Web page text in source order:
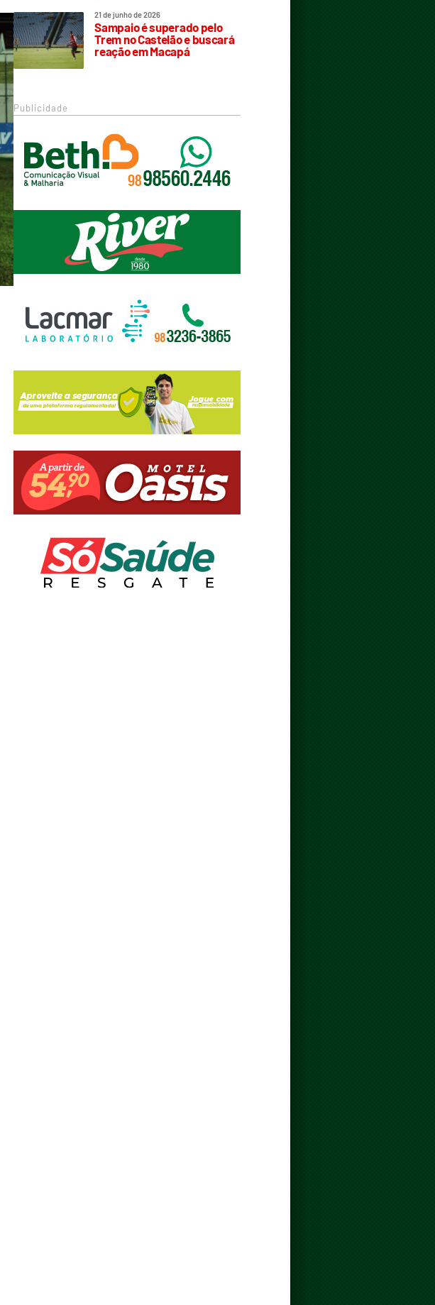
21 de junho de 2026
Sampaio é superado pelo
Trem no Castelão e buscará
reação em Macapá
Publicidade